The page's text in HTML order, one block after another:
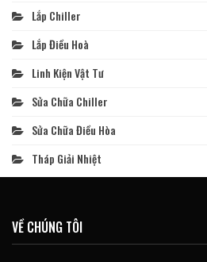
Lắp Chiller
Lắp Điều Hoà
Linh Kiện Vật Tư
Sửa Chữa Chiller
Sửa Chữa Điều Hòa
Tháp Giải Nhiệt
VỀ CHÚNG TÔI